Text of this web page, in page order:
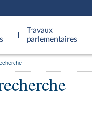
Travaux
parlementaires